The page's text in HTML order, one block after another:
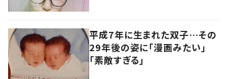
平成7年に生まれた双子…その
29年後の姿に「漫画みたい」
「素敵すぎる」